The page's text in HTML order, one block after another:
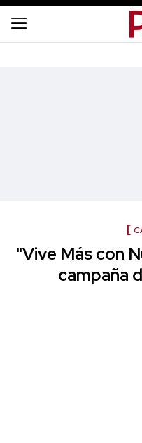
"Vive Más con
campaña